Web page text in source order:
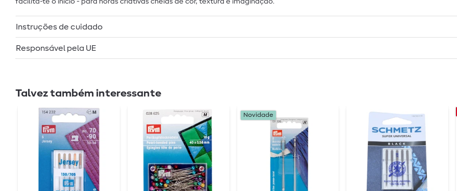
Instruções de cuidado
Responsável pela UE
Talvez também interessante
Novidade